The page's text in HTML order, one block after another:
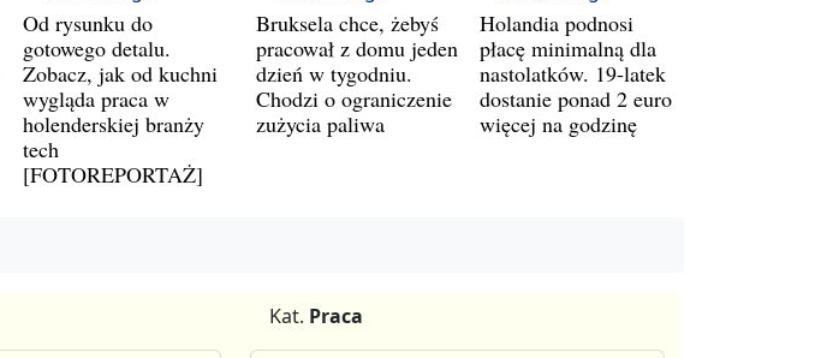
Od rysunku do
gotowego detalu.
Zobacz, jak od kuchni
wygląda praca w
holenderskiej branży
tech
[FOTOREPORTAŻ]
Bruksela chce, żebyś
pracował z domu jeden
dzień w tygodniu.
Chodzi o ograniczenie
zużycia paliwa
Holandia podnosi
płacę minimalną dla
nastolatków. 19-latek
dostanie ponad 2 euro
więcej na godzinę
Kat. Praca